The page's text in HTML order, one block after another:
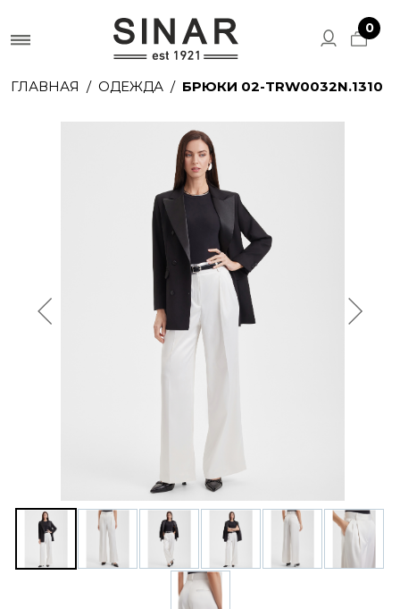
0
ГЛАВНАЯ ОДЕЖДА БРЮКИ 02-TRW0032N.1310